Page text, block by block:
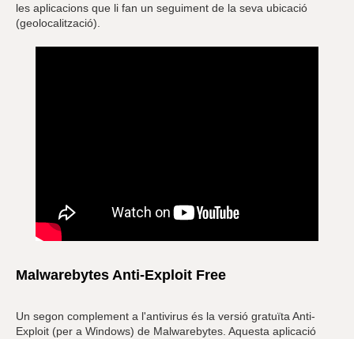
les aplicacions que li fan un seguiment de la seva ubicació
(geolocalització).
Malwarebytes Anti-Exploit Free
Un segon complement a l'antivirus és la versió gratuïta Anti-
Exploit (per a Windows) de Malwarebytes. Aquesta aplicació